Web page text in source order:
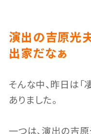
演出の吉原光
出家だなぁ
そんな中、昨日は「
ありました。
一つは、演出の吉原